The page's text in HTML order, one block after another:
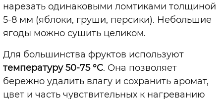
нарезать одинаковыми ломтиками толщиной
5-8 мм (яблоки, груши, персики). Небольшие
ягоды можно сушить целиком.
Для большинства фруктов используют
температуру 50-75 °C. Она позволяет
бережно удалить влагу и сохранить аромат,
цвет и часть чувствительных к нагреванию